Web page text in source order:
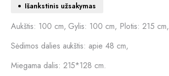
Išankstinis užsakymas
Aukštis: 100 cm, Gylis: 100 cm, Plotis: 215 cm,
Sėdimos dalies aukštis: apie 48 cm,
Miegama dalis: 215*128 cm.